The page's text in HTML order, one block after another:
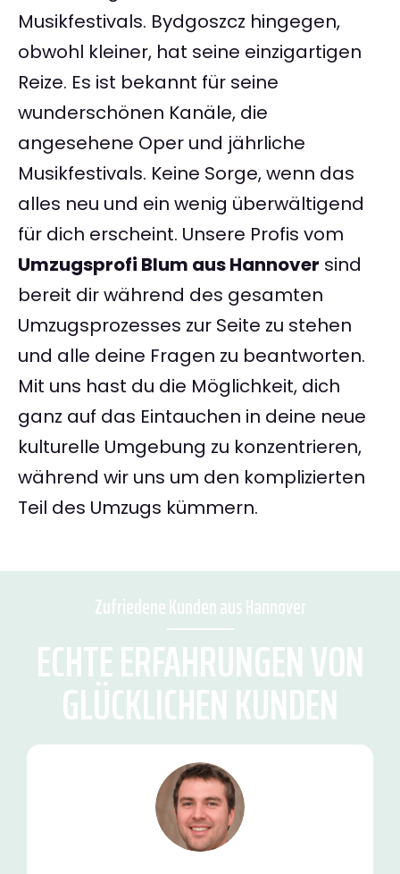
Musikfestivals. Bydgoszcz hingegen,
obwohl kleiner, hat seine einzigartigen
Reize. Es ist bekannt für seine
wunderschönen Kanäle, die
angesehene Oper und jährliche
Musikfestivals. Keine Sorge, wenn das
alles neu und ein wenig überwältigend
für dich erscheint. Unsere Profis vom
Umzugsprofi Blum aus Hannover sind
bereit dir während des gesamten
Umzugsprozesses zur Seite zu stehen
und alle deine Fragen zu beantworten.
Mit uns hast du die Möglichkeit, dich
ganz auf das Eintauchen in deine neue
kulturelle Umgebung zu konzentrieren,
während wir uns um den komplizierten
Teil des Umzugs kümmern.
Zufriedene Kunden aus Hannover
ECHTE ERFAHRUNGEN VON
GLÜCKLICHEN KUNDEN